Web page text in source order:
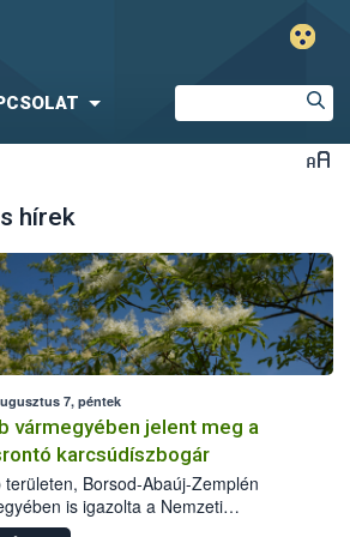
hírek
7, péntek
vármegyében jelent meg a
karcsúdíszbogár
területen, Borsod-Abaúj-Zemplén
is igazolta a Nemzeti
biztonsági Hivatal (Nébih) a